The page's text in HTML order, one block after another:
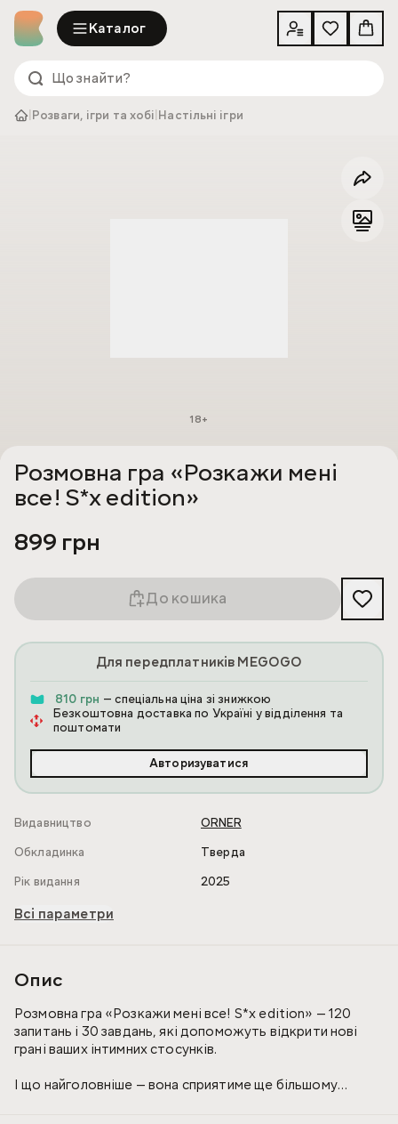
Каталог
Розваги, ігри та хобі Настільні ігри
18+
Розмовна гра «Розкажи мені
все! S*x edition»
899 грн
До кошика
Для передплатників MEGOGO
810 грн — спеціальна ціна зі знижкою
Безкоштовна доставка по Україні у відділення та
поштомати
Авторизуватися
Видавництво
ORNER
Обкладинка
Тверда
Рік видання
2025
Всі параметри
Опис
Розмовна гра «Розкажи мені все! S*x edition» — 120
запитань і 30 завдань, які допоможуть відкрити нові
грані ваших інтимних стосунків.
І що найголовніше — вона сприятиме ще більшому